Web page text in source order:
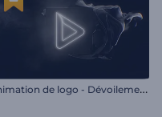
A
nimation de logo - Dévoilement délicat